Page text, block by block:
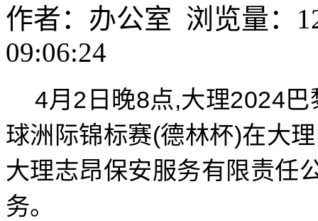
作者：办公室 浏览量：
09:06:24
4月2日晚8点,大理2024
球洲际锦标赛(德林杯)在大
大理志昂保安服务有限责任
务。